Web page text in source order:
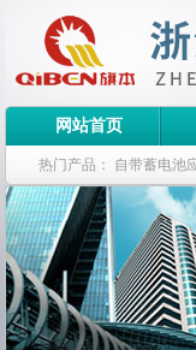
网站首页
热门产品： 自带蓄电池
栏式无极灯 G9960-
防爆泛光灯